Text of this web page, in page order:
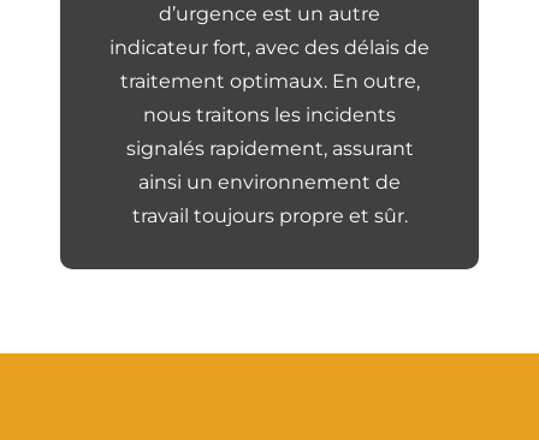
d’urgence est un autre
indicateur fort, avec des délais de
traitement optimaux. En outre,
nous traitons les incidents
signalés rapidement, assurant
ainsi un environnement de
travail toujours propre et sûr.